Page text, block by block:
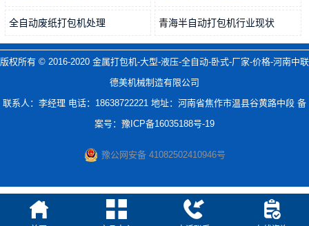
2019-09-29
全自动废纸打包机处理
2019-10-29
青海半自动打包机行业现状
2019-04-09
版权所有 © 2016-2020 金属打包机-大型-液压-全自动-卧式-厂家-价格-河南中联
德美机械制造有限公司
联系人：李经理 电话：18638722221 地址：河南省焦作市温县谷黄路中段 备
案号： 豫ICP备16035188号-19
豫公网安备 41082502410946号